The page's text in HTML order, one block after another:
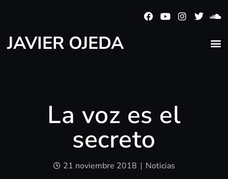
JAVIER OJEDA
La voz es el
secreto
21 noviembre 2018 Noticias